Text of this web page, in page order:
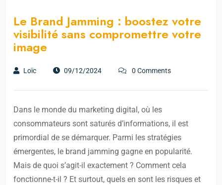
Le Brand Jamming : boostez votre
visibilité sans compromettre votre
image
Loïc 09/12/2024 0 Comments
Dans le monde du marketing digital, où les
consommateurs sont saturés d’informations, il est
primordial de se démarquer. Parmi les stratégies
émergentes, le brand jamming gagne en popularité.
Mais de quoi s’agit-il exactement ? Comment cela
fonctionne-t-il ? Et surtout, quels en sont les risques et